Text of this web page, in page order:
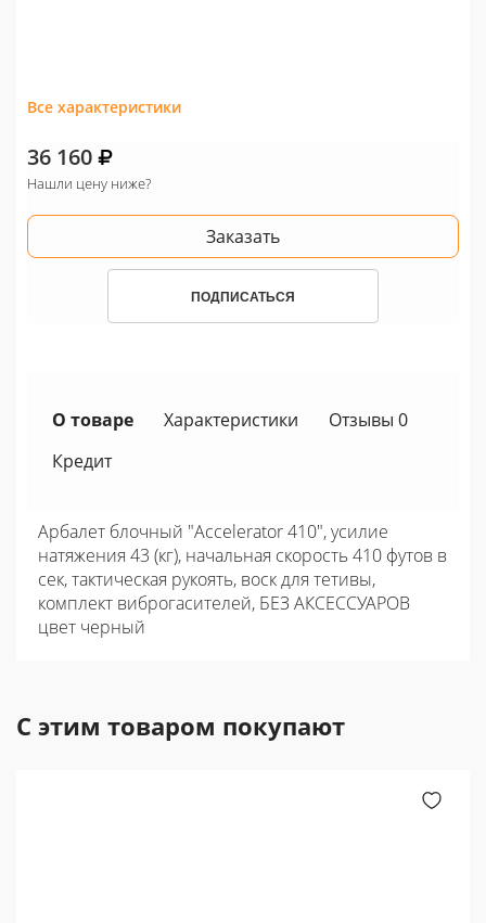
Все характеристики
36 160
Нашли цену ниже?
Заказать
ПОДПИСАТЬСЯ
О товаре Характеристики
Отзывы 0
Кредит
Арбалет блочный "Accelerator 410", усилие
натяжения 43 (кг), начальная скорость 410 футов в
сек, тактическая рукоять, воск для тетивы,
комплект виброгасителей, БЕЗ АКСЕССУАРОВ
цвет черный
С этим товаром покупают